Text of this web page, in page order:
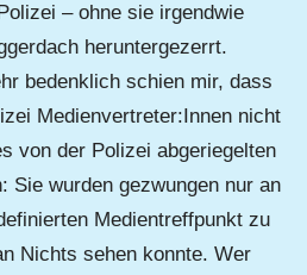
– ohne sie irgendwie
heruntergezerrt.
bedenklich schien mir, dass
Medienvertreter:Innen nicht
von der Polizei abgeriegelten
Sie wurden gezwungen nur an
Medientreffpunkt zu
Nichts sehen konnte. Wer